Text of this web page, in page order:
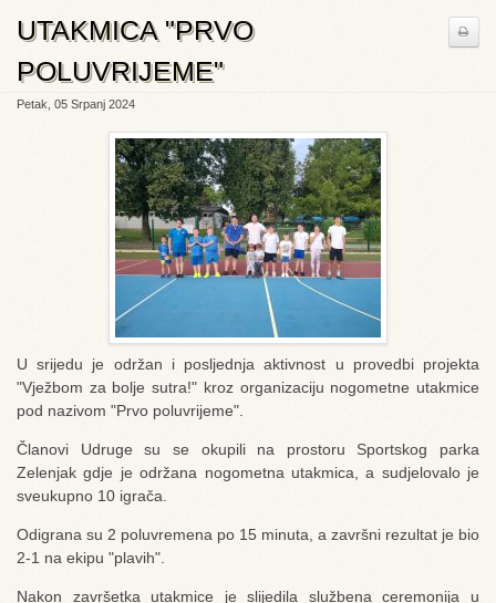
UTAKMICA "PRVO
POLUVRIJEME"
Petak, 05 Srpanj 2024
U srijedu je održan i posljednja aktivnost u provedbi projekta
"Vježbom za bolje sutra!" kroz organizaciju nogometne utakmice
pod nazivom "Prvo poluvrijeme".
Članovi Udruge su se okupili na prostoru Sportskog parka
Zelenjak gdje je održana nogometna utakmica, a sudjelovalo je
sveukupno 10 igrača.
Odigrana su 2 poluvremena po 15 minuta, a završni rezultat je bio
2-1 na ekipu "plavih".
Nakon završetka utakmice je slijedila službena ceremonija u